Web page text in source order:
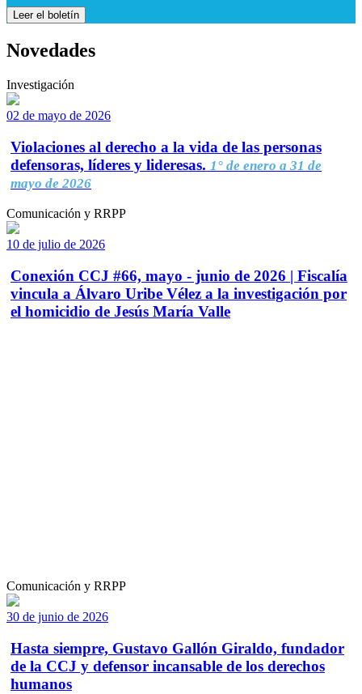
Leer el boletín
Novedades
Investigación
02 de mayo de 2026
Violaciones al derecho a la vida de las personas
defensoras, líderes y lideresas. 1° de enero a 31 de
mayo de 2026
Comunicación y RRPP
10 de julio de 2026
Conexión CCJ #66, mayo - junio de 2026 | Fiscalía
vincula a Álvaro Uribe Vélez a la investigación por
el homicidio de Jesús María Valle
Comunicación y RRPP
30 de junio de 2026
Hasta siempre, Gustavo Gallón Giraldo, fundador
de la CCJ y defensor incansable de los derechos
humanos